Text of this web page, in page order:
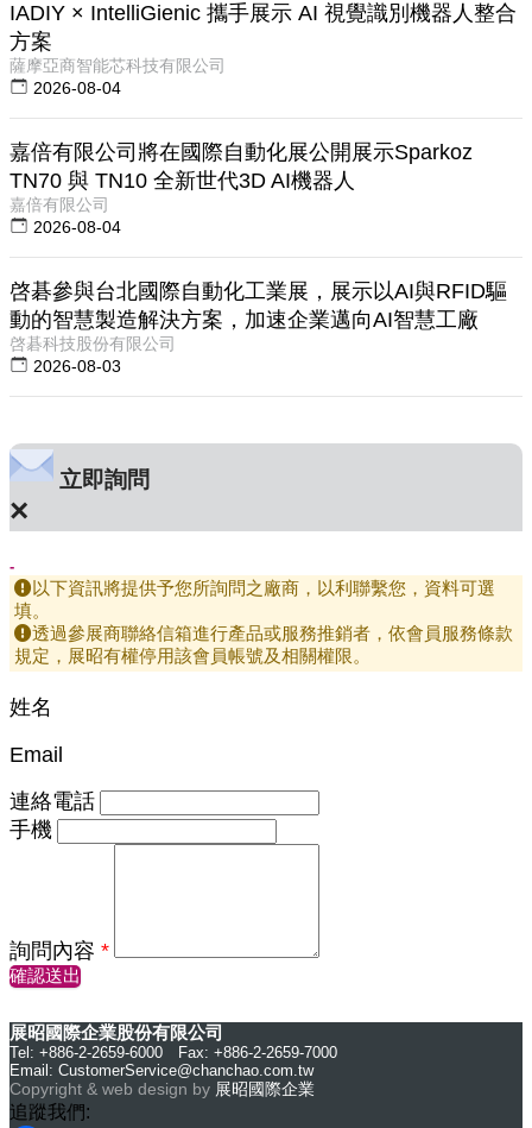
IADIY × IntelliGienic 攜手展示 AI 視覺識別機器人整合
方案
薩摩亞商智能芯科技有限公司
2026-08-04
嘉倍有限公司將在國際自動化展公開展示Sparkoz
TN70 與 TN10 全新世代3D AI機器人
嘉倍有限公司
2026-08-04
啓碁參與台北國際自動化工業展，展示以AI與RFID驅
動的智慧製造解決方案，加速企業邁向AI智慧工廠
啓碁科技股份有限公司
2026-08-03
立即詢問
×
-
以下資訊將提供予您所詢問之廠商，以利聯繫您，資料可選
填。
透過參展商聯絡信箱進行產品或服務推銷者，依會員服務條款
規定，展昭有權停用該會員帳號及相關權限。
姓名
Email
連絡電話
手機
詢問內容 *
確認送出
展昭國際企業股份有限公司
Tel: +886-2-2659-6000 Fax: +886-2-2659-7000
Email: CustomerService@chanchao.com.tw
Copyright & web design by 展昭國際企業
追蹤我們: